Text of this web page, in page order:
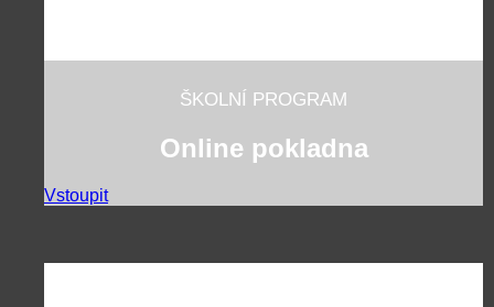
ŠKOLNÍ PROGRAM
Online pokladna
Vstoupit